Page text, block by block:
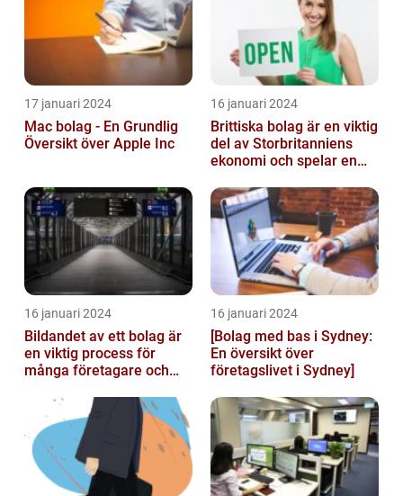
17 januari 2024
Mac bolag - En Grundlig
Översikt över Apple Inc
16 januari 2024
Brittiska bolag är en viktig
del av Storbritanniens
ekonomi och spelar en
landets...
16 januari 2024
Bildandet av ett bolag är
en viktig process för
många företagare och
starta ...
16 januari 2024
[Bolag med bas i Sydney:
En översikt över
företagslivet i Sydney]